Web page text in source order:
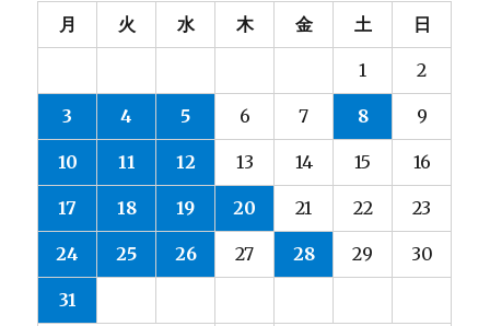
月 火 水 木 金 土 日
1 2
3 4 5 6 7 8 9
10 11 12 13 14 15 16
17 18 19 20 21 22 23
24 25 26 27 28 29 30
31